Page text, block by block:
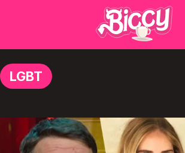
LGBT